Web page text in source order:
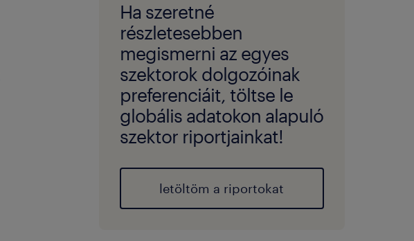
Ha szeretné
részletesebben
megismerni az egyes
szektorok dolgozóinak
preferenciáit, töltse le
globális adatokon alapuló
szektor riportjainkat!
letöltöm a riportokat